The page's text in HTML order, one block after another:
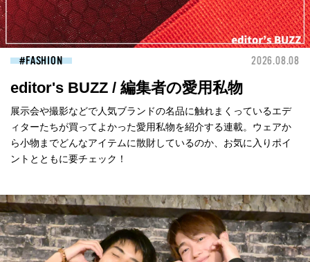
FASHION 2026.08.08
editor's BUZZ / 編集者の愛用私物
展示会や撮影などで人気ブランドの名品に触れまくっているエデ
ィターたちが買ってよかった愛用私物を紹介する連載。ウェアか
ら小物までどんなアイテムに散財しているのか、お気に入りポイ
ントとともに要チェック！